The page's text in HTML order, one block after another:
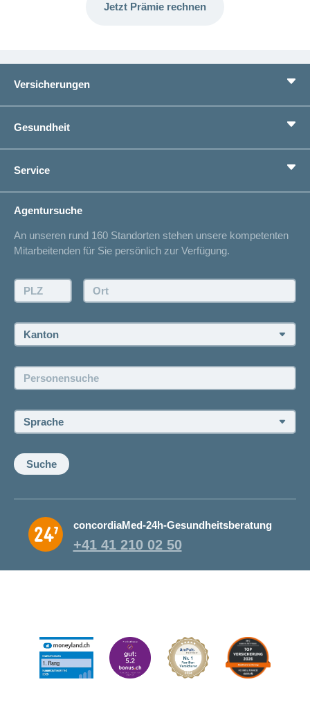
Jetzt Prämie rechnen
Versicherungen
Zusatzversicherungen
Vorsorge
Ich suche eine Versicherung für
Lebenssituation
Sparen bei der Versicherung
Gesundheit
Gesundheitskompass
concordiaMed
Service
Spitalliste
Unfallmeldung
Offertanfrage
Rückruf anfordern
Offene Stellen
Agentursuche
An unseren rund 160 Standorten stehen unsere kompetenten
Mitarbeitenden für Sie persönlich zur Verfügung.
PLZ: Ort:
Kanton:
Personensuche:
Sprache:
Suche
concordiaMed-24h-Gesundheitsberatung
+41 41 210 02 50